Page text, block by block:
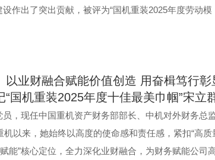
作出了突出贡献，被评为“国机重装2025年度劳动模
以业财融合赋能价值创造 用奋楫笃行彰
机重装2025年度十佳最美巾帼”宋立
，现任中国重机资产财务部部长、中机对外财务总监
机以来，她始终以高度的使命感和责任感，紧扣“高质
能”核心定位，全力深化业财融合，为财务赋能公司